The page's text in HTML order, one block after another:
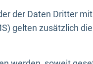
der Daten Dritter
gelten zusätzlich